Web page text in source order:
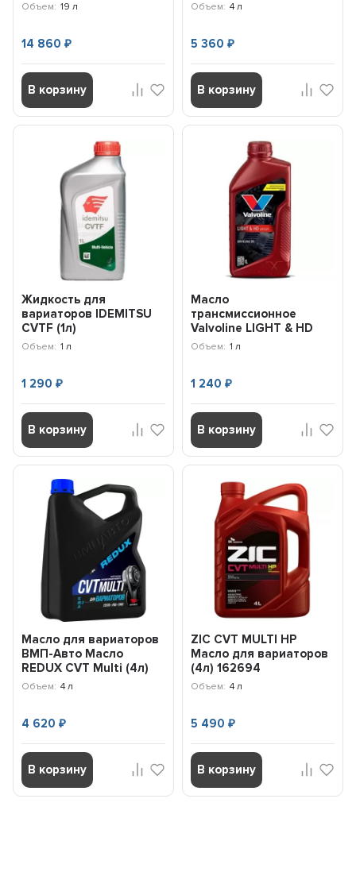
Объем: 19 л
14 860₽
В корзину
Объем: 4 л
5 360 ₽
В корзину
Жидкость для
вариаторов IDEMITSU
CVTF (1л)
30041220724008020
Объем: 1 л
1 290₽
В корзину
Масло
трансмиссионное
Valvoline LIGHT & HD
ATF / CVT (1л) 908830
Объем: 1 л
1 240 ₽
В корзину
Масло для вариаторов
ВМП-Авто Масло
REDUX CVT Multi (4л)
9720
Объем: 4 л
4 620₽
В корзину
ZIC CVT MULTI HP
Масло для вариаторов
(4л) 162694
Объем: 4 л
5 490 ₽
В корзину